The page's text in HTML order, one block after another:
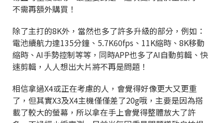
不需再額外購買！
除了主打的8K外，當然也多了許多升級的部分，例如：
電池續航力達135分鐘、5.7K60fps、11K縮時、8K移動
縮時、AI手勢控制等等，同時APP也多了AI自動剪輯、快
速剪輯，人人想出大片將不再是問題！
相信拿過X4或正在考慮的人，會覺得好像更大又更重
了，但其實X3及X4主機僅僅差了20g哦，主要是因為搭
載了較大的螢幕，所以拿在手上會覺得整體放大了許